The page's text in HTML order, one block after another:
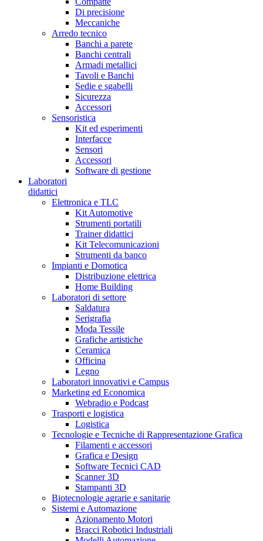
Di precisione
Meccaniche
Arredo tecnico
Banchi a parete
Banchi centrali
Armadi metallici
Tavoli e Banchi
Sedie e sgabelli
Sicurezza
Accessori
Sensoristica
Kit ed esperimenti
Interfacce
Sensori
Accessori
Software di gestione
Laboratori
didattici
Elettronica e TLC
Kit Automotive
Strumenti portatili
Trainer didattici
Kit Telecomunicazioni
Strumenti da banco
Impianti e Domotica
Distribuzione elettrica
Home Building
Laboratori di settore
Saldatura
Serigrafia
Moda Tessile
Grafiche artistiche
Ceramica
Officina
Legno
Laboratori innovativi e Campus
Marketing ed Economica
Webradio e Podcast
Trasporti e logistica
Logistica
Tecnologie e Tecniche di Rappresentazione Grafica
Filamenti e accessori
Grafica e Design
Software Tecnici CAD
Scanner 3D
Stampanti 3D
Biotecnologie agrarie e sanitarie
Sistemi e Automazione
Azionamento Motori
Bracci Robotici Industriali